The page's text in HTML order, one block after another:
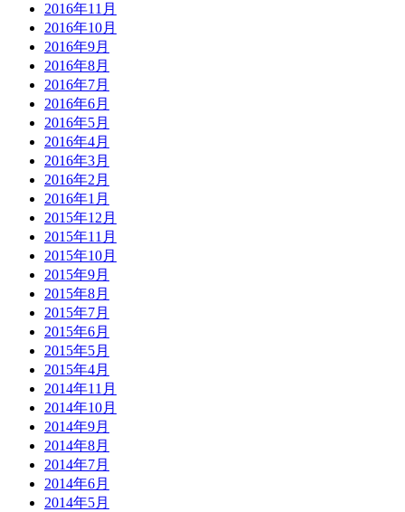
2016年11月
2016年10月
2016年9月
2016年8月
2016年7月
2016年6月
2016年5月
2016年4月
2016年3月
2016年2月
2016年1月
2015年12月
2015年11月
2015年10月
2015年9月
2015年8月
2015年7月
2015年6月
2015年5月
2015年4月
2014年11月
2014年10月
2014年9月
2014年8月
2014年7月
2014年6月
2014年5月